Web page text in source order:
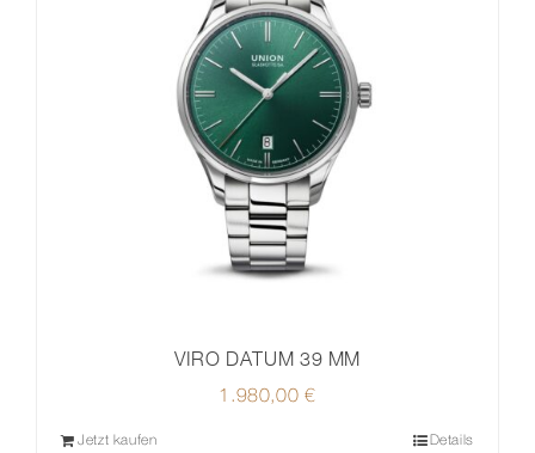
VIRO DATUM 39 MM
1.980,00€
Jetzt kaufen Details